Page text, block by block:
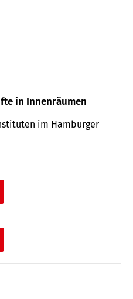
in Innenräumen
im Hamburger